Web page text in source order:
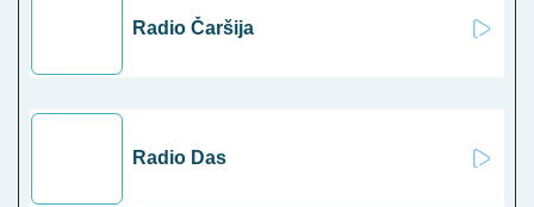
Radio Čaršija
Radio Das